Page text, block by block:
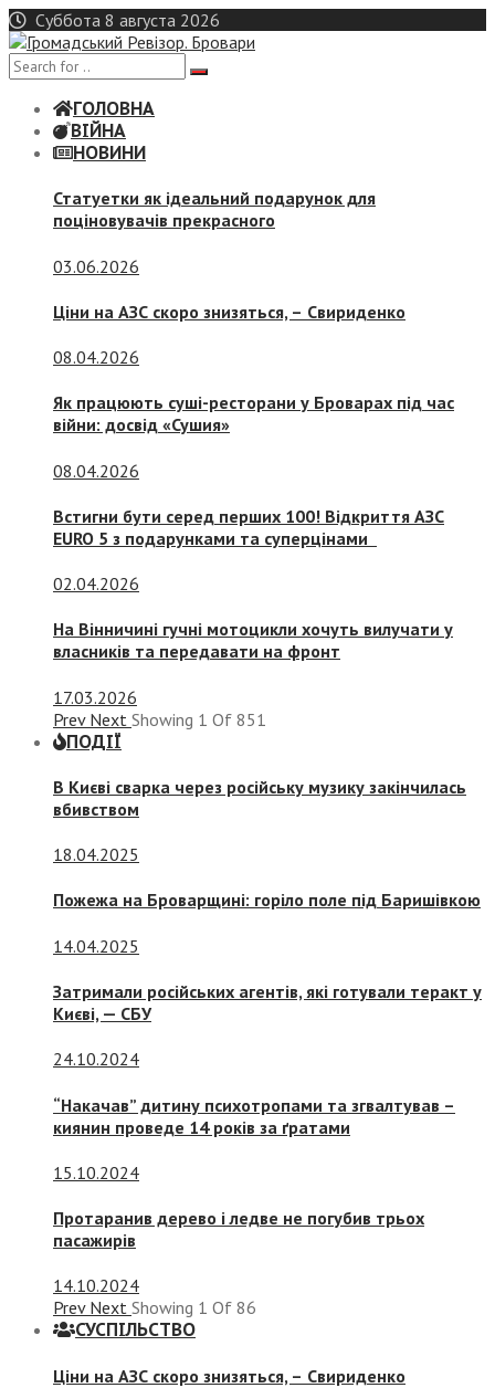
Skip
to
content
Суббота 8 августа 2026
ГОЛОВНА
ВІЙНА
НОВИНИ
Статуетки як ідеальний подарунок для
поціновувачів прекрасного
03.06.2026
Ціни на АЗС скоро знизяться, – Свириденко
08.04.2026
Як працюють суші-ресторани у Броварах під час
війни: досвід «Сушия»
08.04.2026
Встигни бути серед перших 100! Відкриття АЗС
EURO 5 з подарунками та суперцінами
02.04.2026
На Вінничині гучні мотоцикли хочуть вилучати у
власників та передавати на фронт
17.03.2026
Prev Next Showing 1 Of 851
ПОДІЇ
В Києві сварка через російську музику закінчилась
вбивством
18.04.2025
Пожежа на Броварщині: горіло поле під Баришівкою
14.04.2025
Затримали російських агентів, які готували теракт у
Києві, — СБУ
24.10.2024
“Накачав” дитину психотропами та згвалтував –
киянин проведе 14 років за ґратами
15.10.2024
Протаранив дерево і ледве не погубив трьох
пасажирів
14.10.2024
Prev Next Showing 1 Of 86
СУСПIЛЬСТВО
Ціни на АЗС скоро знизяться, – Свириденко